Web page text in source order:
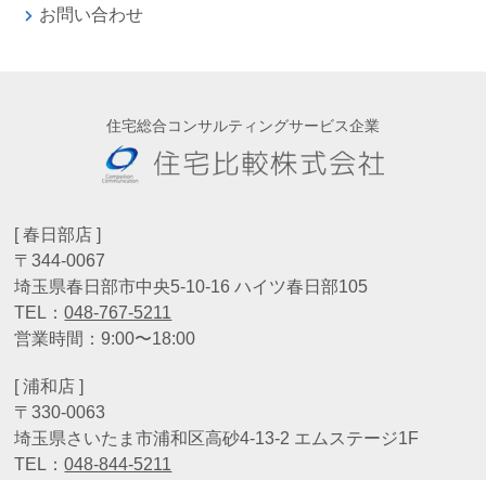
お問い合わせ
住宅総合コンサルティングサービス企業
[ 春日部店 ]
〒344-0067
埼玉県春日部市中央5-10-16 ハイツ春日部105
TEL：048-767-5211
営業時間：9:00〜18:00
[ 浦和店 ]
〒330-0063
埼玉県さいたま市浦和区高砂4-13-2 エムステージ1F
TEL：048-844-5211